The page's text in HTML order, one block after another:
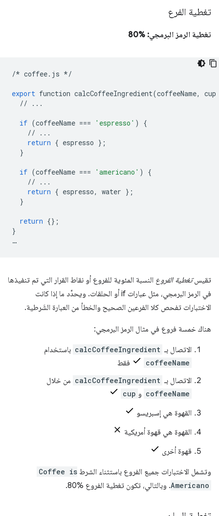
تغطية الفرع
تغطية الرمز البرمجي: %80
/* coffee. js */
export function calcCoffeeIngredient(coffeeName,
cup
//
...
if (coffeeName === 'espresso' )
{
//
...
return { espresso };
}
if (coffeeName === 'americano' )
{
//
...
return { espresso, water };
}
return {};
}
…
تقيستغطية الفروع النسبة المئوية للفروع أو نقاط القرار التي تم تنفيذها
في الرمز البرمجي، مثل عبارات if أو الحلقات. ويحدِّد ما إذا كانت
الاختبارات تفحص كلا الفرعين الصحيح والخطأ من العبارة الشَرطية.
هناك خمسة فروع في مثال الرمز البرمجي:
الاتصال بـ calcCoffeeIngredient باستخدام
coffeeName
فقط
الاتصال بـ calcCoffeeIngredient من خلال
coffeeName و cup
القهوة هي إسبريسو
القهوة هي قهوة أمريكية
قهوة أخرى
وتشمل الاختبارات جميع الفروع باستثناء الشرط Coffee is
Americano. وبالتالي، تكون تغطية الفروع %80.